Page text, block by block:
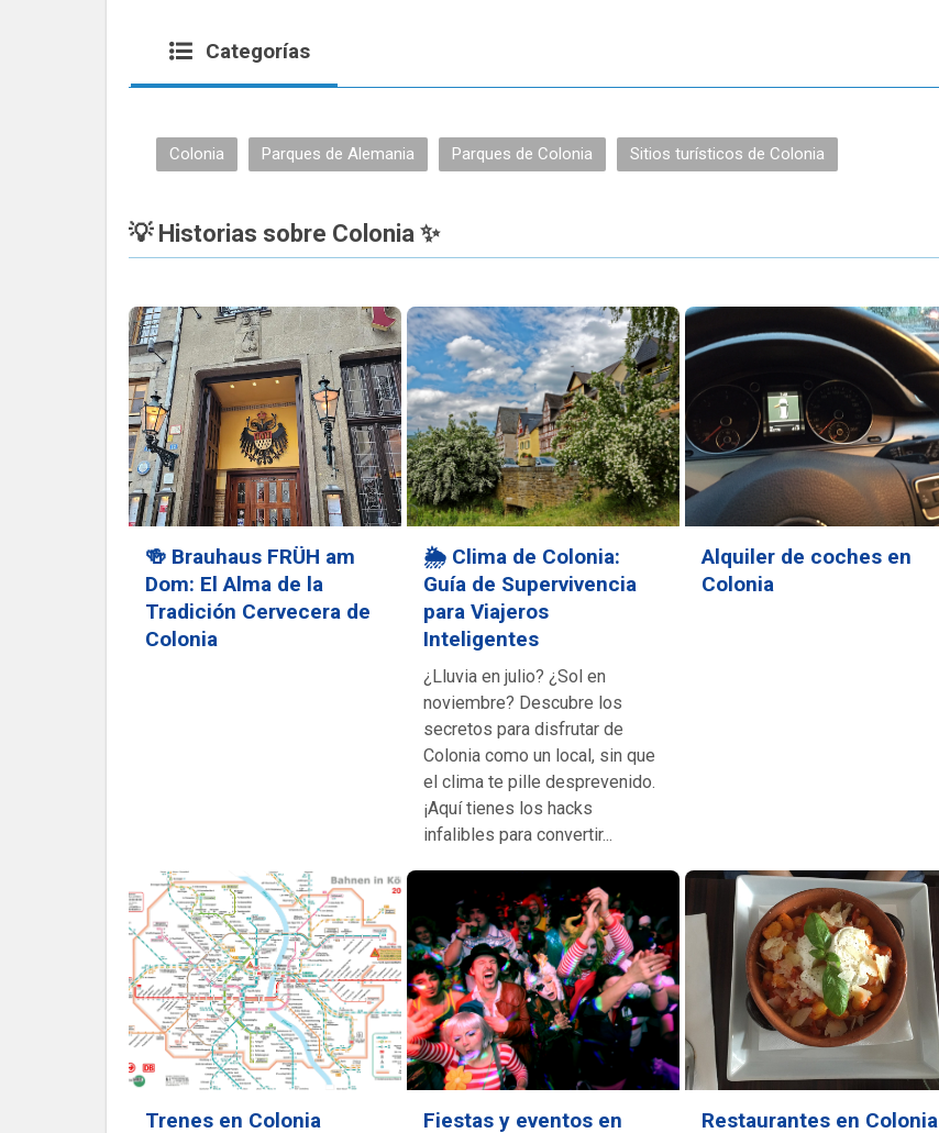
Categorías
Colonia Parques de Alemania Parques de Colonia Sitios turísticos de Colonia
💡 Historias sobre Colonia ✨
🍻 Brauhaus FRÜH am
Dom: El Alma de la
Tradición Cervecera de
Colonia
🌦️ Clima de Colonia:
Guía de Supervivencia
para Viajeros
Inteligentes
¿Lluvia en julio? ¿Sol en
noviembre? Descubre los
secretos para disfrutar de
Colonia como un local, sin que
el clima te pille desprevenido.
¡Aquí tienes los hacks
infalibles para convertir...
Alquiler de coches en
Colonia
Trenes en Colonia Fiestas y eventos en Restaurantes en Colonia